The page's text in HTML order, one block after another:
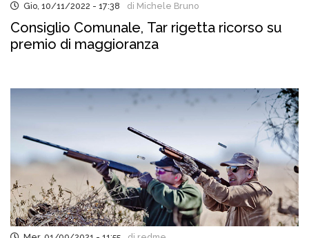
Gio, 10/11/2022 - 17:38 di Michele Bruno
Consiglio Comunale, Tar rigetta ricorso su
premio di maggioranza